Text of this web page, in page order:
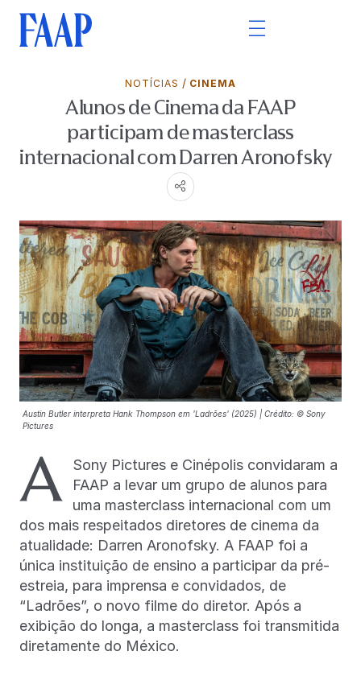
NOTÍCIAS / CINEMA
Alunos de Cinema da FAAP
participam de masterclass
internacional com Darren Aronofsky
Austin Butler interpreta Hank Thompson em 'Ladrões' (2025) | Crédito: © Sony
Pictures
A
Sony Pictures e Cinépolis convidaram a
FAAP a levar um grupo de alunos para
uma masterclass internacional com um
dos mais respeitados diretores de cinema da
atualidade: Darren Aronofsky. A FAAP foi a
única instituição de ensino a participar da pré-
estreia, para imprensa e convidados, de
“Ladrões”, o novo filme do diretor. Após a
exibição do longa, a masterclass foi transmitida
diretamente do México.